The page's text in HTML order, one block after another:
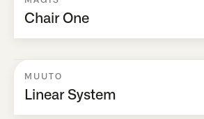
Chair One
MUUTO
Linear System